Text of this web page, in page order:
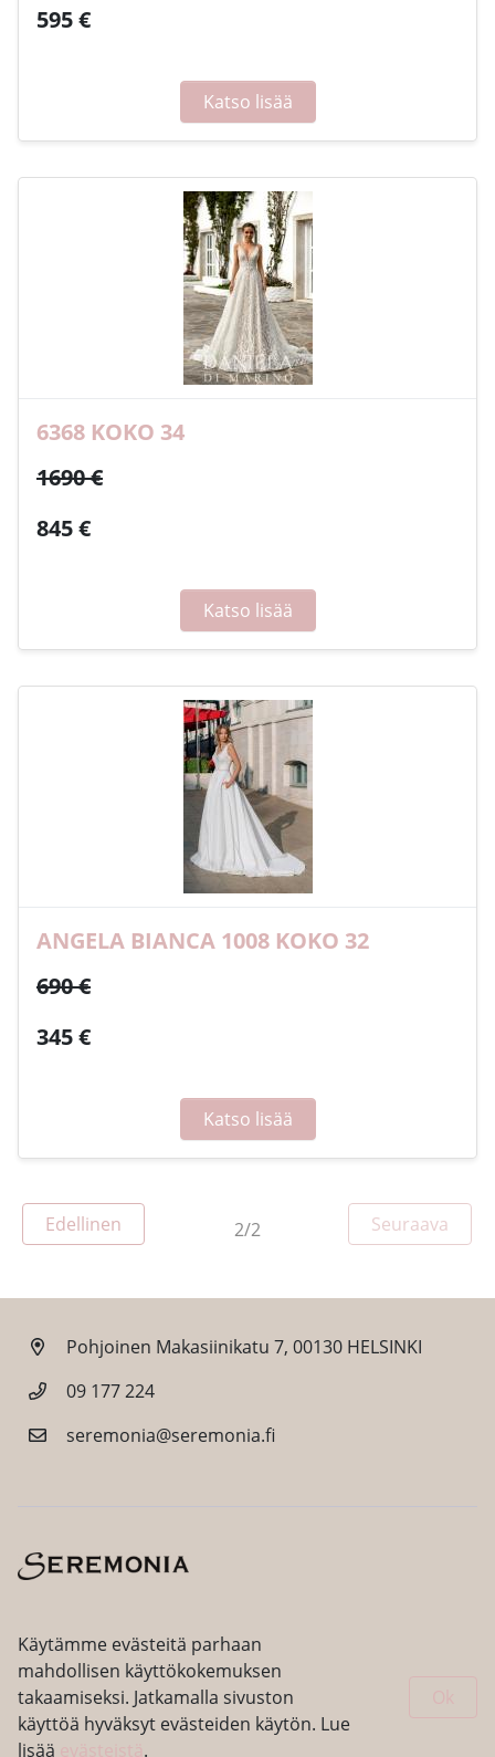
Käytämme evästeitä parhaan
mahdollisen käyttökokemuksen
takaamiseksi. Jatkamalla sivuston
käyttöä hyväksyt evästeiden käytön. Lue
lisää
.
595 €
Katso lisää
6368 KOKO 34
1690 €
845 €
Katso lisää
ANGELA BIANCA 1008 KOKO 32
690 €
345 €
Katso lisää
Edellinen 2/2
Seuraava
Sivu
Pohjoinen Makasiinikatu 7, 00130 HELSINKI
09 177 224
seremonia@seremonia.fi
Facebook
Instagram